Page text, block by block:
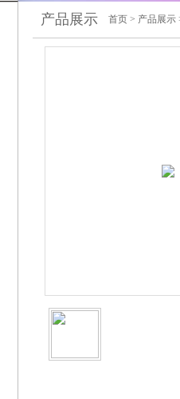
产品展示 首页 > 产品展示